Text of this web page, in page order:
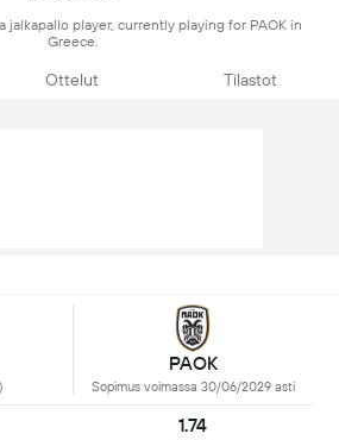
jalkapallo player, currently playing for PAOK in
Greece.
Ottelut Tilastot
PAOK
Sopimus voimassa 30/06/2029 asti
1.74